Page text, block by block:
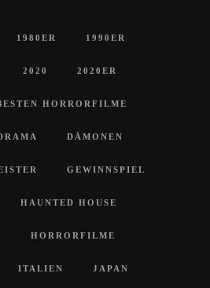
1980ER 1990ER
2020 2020ER
HORRORFILME
DÄMONEN
GEWINNSPIEL
HAUNTED HOUSE
HORRORFILME
ITALIEN JAPAN